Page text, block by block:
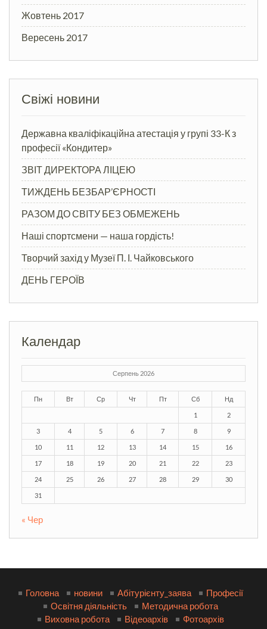
Жовтень 2017
Вересень 2017
Свіжі новини
Державна кваліфікаційна атестація у групі 33-К з
професії «Кондитер»
ЗВІТ ДИРЕКТОРА ЛІЦЕЮ
ТИЖДЕНЬ БЕЗБАР’ЄРНОСТІ
РАЗОМ ДО СВІТУ БЕЗ ОБМЕЖЕНЬ
Наші спортсмени — наша гордість!
Творчий захід у Музеї П. І. Чайковського
ДЕНЬ ГЕРОЇВ
Календар
Серпень 2026
Пн Вт Ср Чт Пт Сб Нд
1 2
3 4 5 6 7 8 9
10 11 12 13 14 15 16
17 18 19 20 21 22 23
24 25 26 27 28 29 30
31
« Чер
Головна новини Абітурієнту_заява
Професії
Освітня діяльність
Методична робота
Виховна робота
Відеоархів
Фотоархів